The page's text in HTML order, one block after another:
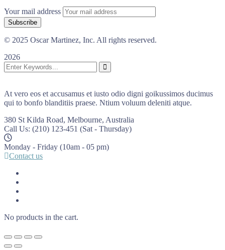
Your mail address
© 2025 Oscar Martinez, Inc. All rights reserved.
2026
At vero eos et accusamus et iusto odio digni goikussimos ducimus
qui to bonfo blanditiis praese. Ntium voluum deleniti atque.
380 St Kilda Road, Melbourne, Australia
Call Us: (210) 123-451 (Sat - Thursday)
Monday - Friday (10am - 05 pm)
Contact us
No products in the cart.